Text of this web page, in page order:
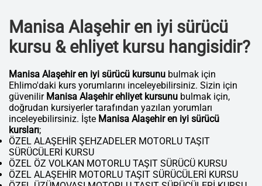
Manisa Alaşehir en iyi sürücü
kursu & ehliyet kursu hangisidir?
Manisa Alaşehir en iyi sürücü kursunu bulmak için
Ehlimo'daki kurs yorumlarını inceleyebilirsiniz. Sizin için
güvenilir Manisa Alaşehir ehliyet kursunu bulmak için,
doğrudan kursiyerler tarafından yazılan yorumları
inceleyebilirsiniz. İşte Manisa Alaşehir en iyi sürücü
kursları;
ÖZEL ALAŞEHİR ŞEHZADELER MOTORLU TAŞIT
SÜRÜCÜLERİ KURSU
ÖZEL ÖZ VOLKAN MOTORLU TAŞIT SÜRÜCÜ KURSU
ÖZEL ALAŞEHİR MOTORLU TAŞIT SÜRÜCÜLERİ KURSU